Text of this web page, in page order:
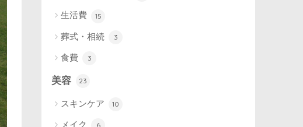
生活費 15
葬式・相続 3
食費 3
美容 23
スキンケア 10
メイク 6